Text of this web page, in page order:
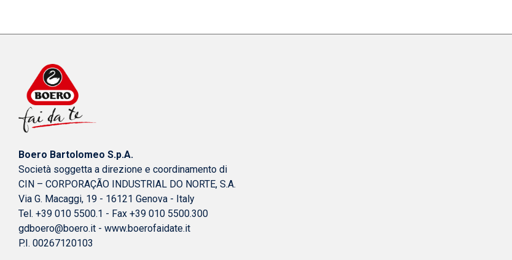
Boero Bartolomeo S.p.A.
Società soggetta a direzione e coordinamento di
CIN – CORPORAÇÃO INDUSTRIAL DO NORTE, S.A.
Via G. Macaggi, 19 - 16121 Genova - Italy
Tel. +39 010 5500.1 - Fax +39 010 5500.300
gdboero@boero.it - www.boerofaidate.it
P.I. 00267120103